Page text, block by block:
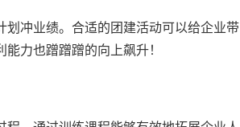
冲业绩。合适的团建活动可以给企业带
力也蹭蹭蹭的向上飙升！